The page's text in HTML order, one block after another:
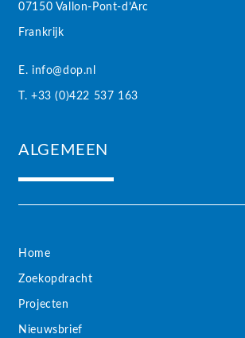
07150 Vallon-Pont-d’Arc
Frankrijk
E. info@dop.nl
T. +33 (0)422 537 163
ALGEMEEN
Home
Zoekopdracht
Projecten
Nieuwsbrief